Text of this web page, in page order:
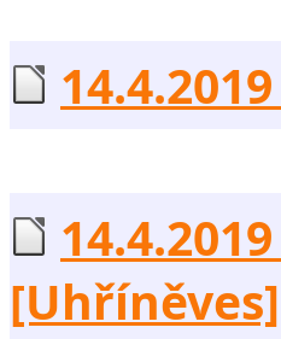
[Uhříněves]